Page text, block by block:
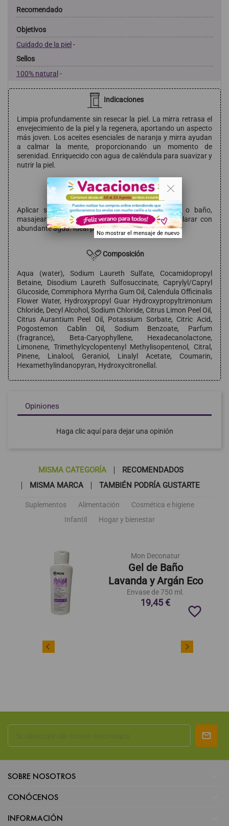
Recomendado
Objetivos
Cuidado de la piel-
Sellos
100% natural-
Indicaciones
Limpia profundamente sin resecar la piel. La mirra retrasa el
envejecimiento de la piel y la regenera, aportando un aspecto
más joven. Los aceites esenciales de naranja y mirra ayudan
a calmar la mente, proporcionando un momento de
serenidad. Enriquecido con agua de caléndula para suavizar y
nutrir la piel.
Modo de empleo
Aplicar sobre la piel húmeda durante la ducha o baño,
masajear suavemente hasta generar espuma y aclarar con
abundante agua. Ideal para uso diario.
Composición
Aqua (water), Sodium Laureth Sulfate, Cocamidopropyl
Betaine, Disodium Laureth Sulfosuccinate, Caprylyl/Capryl
Glucoside, Commiphora Myrrha Gum Oil, Calendula Officinalis
Flower Water, Hydroxypropyl Guar Hydroxypropyltrimonium
Chloride, Decyl Alcohol, Sodium Chloride, Citrus Limon Peel Oil,
Citrus Aurantium Peel Oil, Potassium Sorbate, Citric Acid,
Pogostemon Cablin Oil, Sodium Benzoate, Parfum
(fragrance), Beta-Caryophyllene, Hexadecanolactone,
Limonene, Trimethylcyclopentenyl Methylisopentenol, Citral,
Pinene, Linalool, Geraniol, Linalyl Acetate, Coumarin,
Hexamethylindanopyran, Hydroxycitronellal.
Opiniones
Haga clic aquí para dejar una opinión
MISMA CATEGORÍA
RECOMENDADOS
MISMA MARCA
TAMBIÉN PODRÍA GUSTARTE
Suplementos Alimentación
Cosmética e higiene
Infantil
Hogar y bienestar
Mon Deconatur
Gel de Baño
Lavanda y Argán Eco
Envase de 750 ml.
19,45 €
favorite_border
SOBRE NOSOTROS
CONÓCENOS
INFORMACIÓN
. .
No mostrar el mensaje de nuevo